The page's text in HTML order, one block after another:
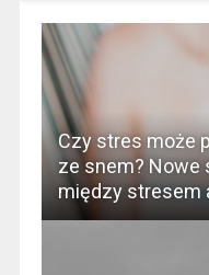
Czy stres może
ze snem? Nowe
między stresem